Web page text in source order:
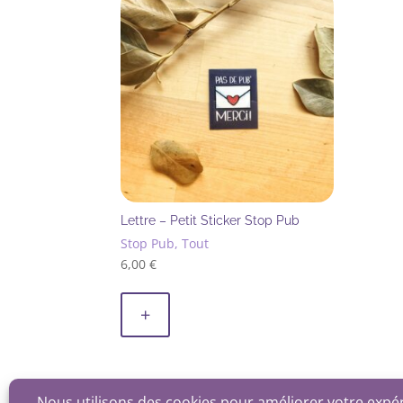
Lettre – Petit Sticker Stop Pub
Stop Pub, Tout
6,00€
+